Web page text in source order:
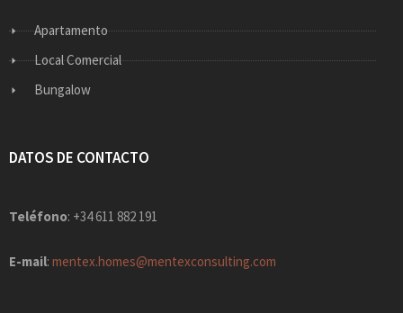
Apartamento
Local Comercial
Bungalow
DATOS DE CONTACTO
Teléfono: +34 611 882 191
E-mail: mentex.homes@mentexconsulting.com